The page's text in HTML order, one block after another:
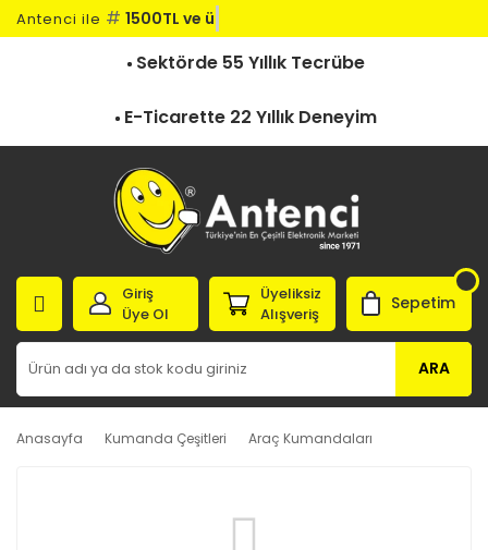
Antenci ile # 1500TL ve üz
Sektörde 55 Yıllık Tecrübe
E-Ticarette 22 Yıllık Deneyim
ARA
Giriş
Üye Ol
Üyeliksiz
Alışveriş
Sepetim
Anasayfa Kumanda Çeşitleri Araç Kumandaları